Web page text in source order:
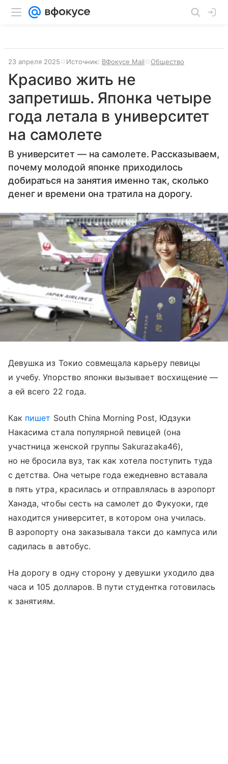
23 апреля 2025 Источник: ВФокусе Mail Общество
Красиво жить не
запретишь. Японка четыре
года летала в университет
на самолете
В университет — на самолете. Рассказываем,
почему молодой японке приходилось
добираться на занятия именно так, сколько
денег и времени она тратила на дорогу.
Девушка из Токио совмещала карьеру певицы
и учебу. Упорство японки вызывает восхищение —
а ей всего 22 года.
Как пишет South China Morning Post, Юдзуки
Накасима стала популярной певицей (она
участница женской группы Sakurazaka46),
но не бросила вуз, так как хотела поступить туда
с детства. Она четыре года ежедневно вставала
в пять утра, красилась и отправлялась в аэропорт
Ханэда, чтобы сесть на самолет до Фукуоки, где
находится университет, в котором она училась.
В аэропорту она заказывала такси до кампуса или
садилась в автобус.
На дорогу в одну сторону у девушки уходило два
часа и 105 долларов. В пути студентка готовилась
к занятиям.